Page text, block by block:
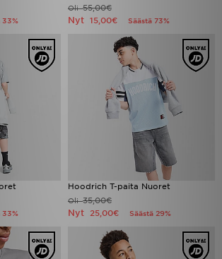
33%
Oli55,00€
Nyt 15,00€ Säästä 73%
33%
Hoodrich T-paita Nuoret
Oli35,00€
Nyt 25,00€ Säästä 29%